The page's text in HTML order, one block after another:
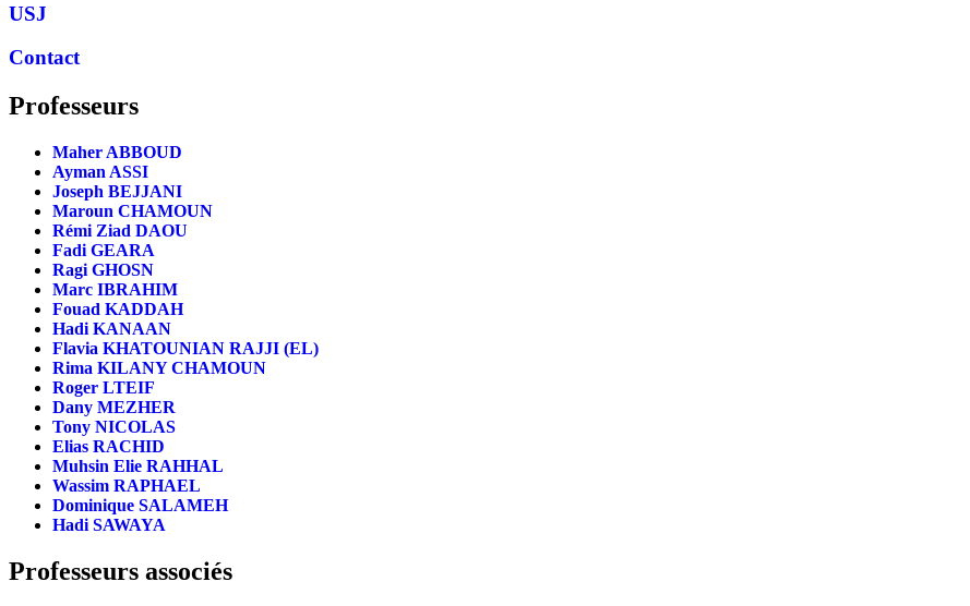
USJ
Contact
Professeurs
Maher ABBOUD
Ayman ASSI
Joseph BEJJANI
Maroun CHAMOUN
Rémi Ziad DAOU
Fadi GEARA
Ragi GHOSN
Marc IBRAHIM
Fouad KADDAH
Hadi KANAAN
Flavia KHATOUNIAN RAJJI (EL)
Rima KILANY CHAMOUN
Roger LTEIF
Dany MEZHER
Tony NICOLAS
Elias RACHID
Muhsin Elie RAHHAL
Wassim RAPHAEL
Dominique SALAMEH
Hadi SAWAYA
Professeurs associés